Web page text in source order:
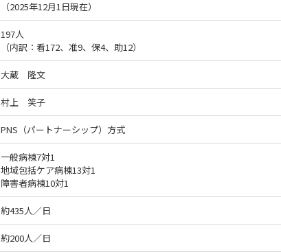
（2025年12月1日現在）
197人
（内訳：看172、准9、保4、助12）
大蔵 隆文
村上 笑子
PNS（パートナーシップ）方式
一般病棟7対1
地域包括ケア病棟13対1
障害者病棟10対1
約435人／日
約200人／日